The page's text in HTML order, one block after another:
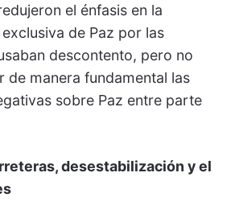
el énfasis en la
de Paz por las
descontento, pero no
de manera fundamental las
sobre Paz entre parte
desestabilización y el